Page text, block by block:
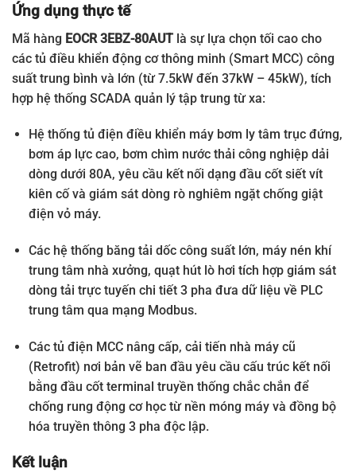
Ứng dụng thực tế
Mã hàng EOCR 3EBZ-80AUT là sự lựa chọn tối cao cho
các tủ điều khiển động cơ thông minh (Smart MCC) công
suất trung bình và lớn (từ 7.5kW đến 37kW – 45kW), tích
hợp hệ thống SCADA quản lý tập trung từ xa:
Hệ thống tủ điện điều khiển máy bơm ly tâm trục đứng,
bơm áp lực cao, bơm chìm nước thải công nghiệp dải
dòng dưới 80A, yêu cầu kết nối dạng đầu cốt siết vít
kiên cố và giám sát dòng rò nghiêm ngặt chống giật
điện vỏ máy.
Các hệ thống băng tải dốc công suất lớn, máy nén khí
trung tâm nhà xưởng, quạt hút lò hơi tích hợp giám sát
dòng tải trực tuyến chi tiết 3 pha đưa dữ liệu về PLC
trung tâm qua mạng Modbus.
Các tủ điện MCC nâng cấp, cải tiến nhà máy cũ
(Retrofit) nơi bản vẽ ban đầu yêu cầu cấu trúc kết nối
bằng đầu cốt terminal truyền thống chắc chắn để
chống rung động cơ học từ nền móng máy và đồng bộ
hóa truyền thông 3 pha độc lập.
Kết luận